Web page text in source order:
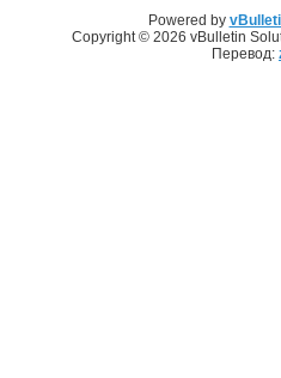
Powered by
Copyright © 2026 vBulletin
Перевод: